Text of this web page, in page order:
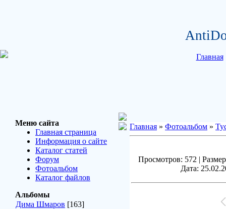
Главная
Меню сайта
Главная страница
Информация о сайте
Каталог статей
Форум
Фотоальбом
Каталог файлов
Альбомы
Дима Шмаров [163]
Главная » Фотоальбом »
Просмотров: 572 |
Дата: